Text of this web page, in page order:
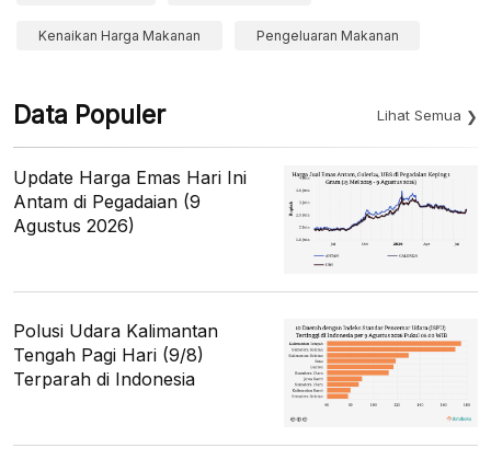
Kenaikan Harga Makanan Pengeluaran Makanan
Data Populer Lihat Semua
Update Harga Emas Hari Ini
Antam di Pegadaian (9
Agustus 2026)
Polusi Udara Kalimantan
Tengah Pagi Hari (9/8)
Terparah di Indonesia